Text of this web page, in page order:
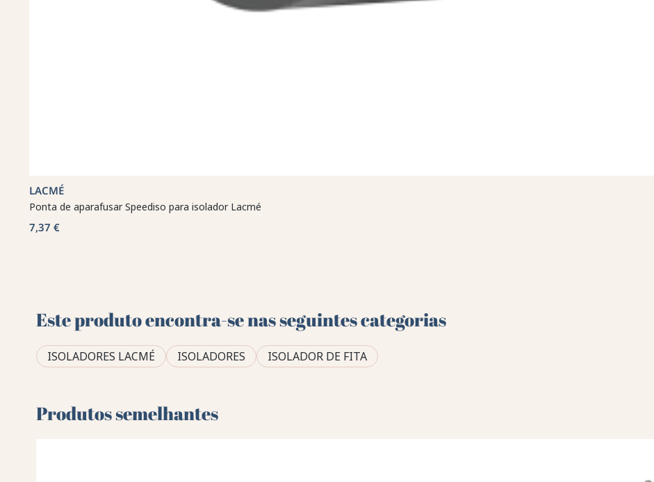
LACMÉ
Ponta de aparafusar Speediso para isolador Lacmé
7,37 €
Este produto encontra-se nas seguintes categorias
ISOLADORES LACMÉ ISOLADORES ISOLADOR DE FITA
Produtos semelhantes